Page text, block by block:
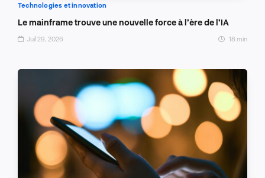
Technologies et innovation
Le mainframe trouve une nouvelle force à l’ère de l’IA
Juil 29, 2026 18 min